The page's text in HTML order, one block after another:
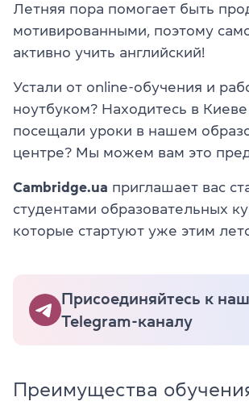
Летняя пора помогает быть
мотивированными, поэтому
активно учить английский!
Устали от online-обучения и
ноутбуком? Находитесь в
посещали уроки в нашем
центре? Мы можем вам это
Cambridge.ua приглашает вас
студентами образовательных
которые стартуют уже этим
Присоединяйтесь к
Telegram-каналу
Преимущества